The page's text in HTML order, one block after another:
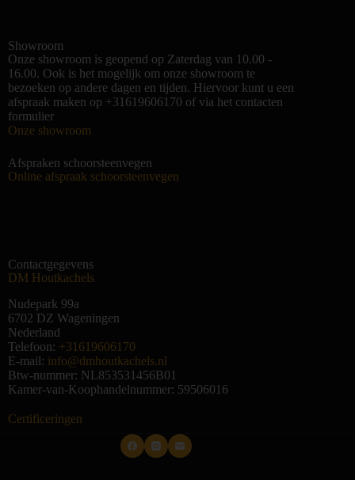
Showroom
Onze showroom is geopend op Zaterdag van 10.00 -
16.00. Ook is het mogelijk om onze showroom te
bezoeken op andere dagen en tijden. Hiervoor kunt u een
afspraak maken op +31619606170 of via het contacten
formulier
Onze showroom
Afspraken schoorsteenvegen
Online afspraak schoorsteenvegen
Contactgegevens
DM Houtkachels
Nudepark 99a
6702 DZ Wageningen
Nederland
Telefoon: +31619606170
E-mail: info@dmhoutkachels.nl
Btw-nummer: NL853531456B01
Kamer-van-Koophandelnummer: 59506016
Certificeringen